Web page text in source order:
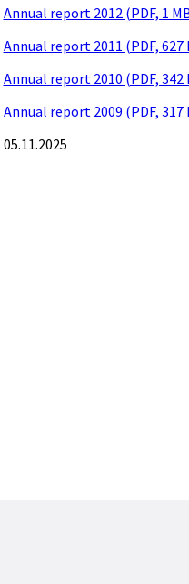
Annual report 2012 (PDF, 1
Annual report 2011 (PDF, 627
Annual report 2010 (PDF, 342
Annual report 2009 (PDF, 317
05.11.2025